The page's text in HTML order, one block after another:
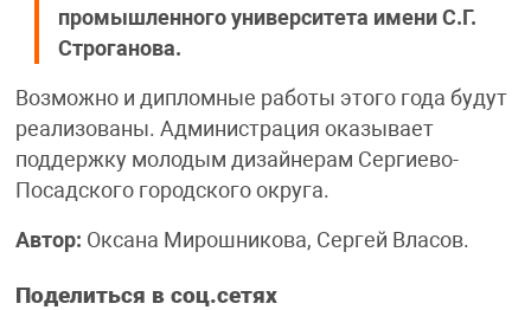
промышленного университета имени С.Г.
Строганова.
Возможно и дипломные работы этого года будут
реализованы. Администрация оказывает
поддержку молодым дизайнерам Сергиево-
Посадского городского округа.
Автор: Оксана Мирошникова, Сергей Власов.
Поделиться в соц.сетях